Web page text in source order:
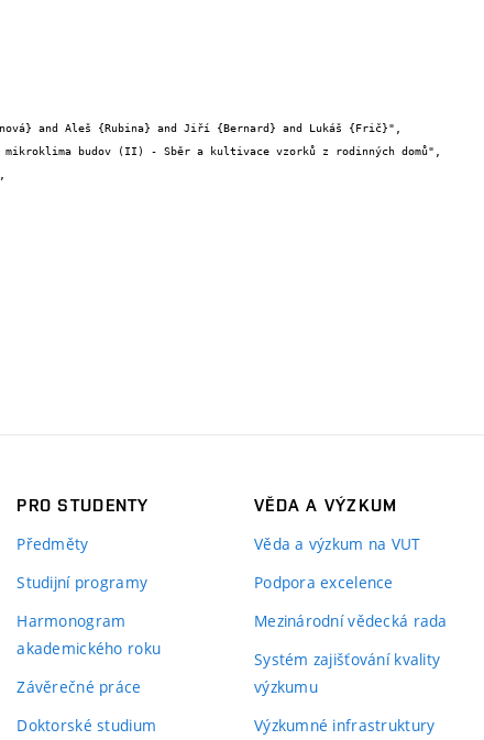
PRO STUDENTY
Předměty
Studijní programy
Harmonogram
akademického roku
Závěrečné práce
Doktorské studium
VĚDA A VÝZKUM
Věda a výzkum na VUT
Podpora excelence
Mezinárodní vědecká rada
Systém zajišťování kvality
výzkumu
Výzkumné infrastruktury